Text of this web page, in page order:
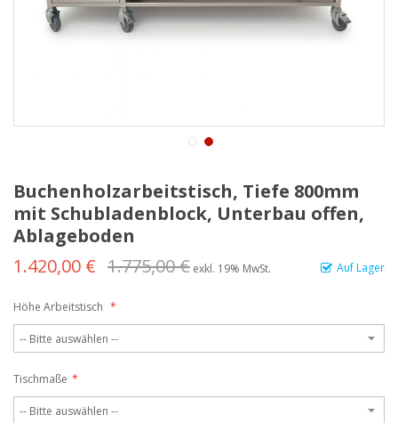
Buchenholzarbeitstisch, Tiefe 800mm
mit Schubladenblock, Unterbau offen,
Ablageboden
Auf Lager
1.420,00 € 1.775,00 € exkl. 19% MwSt.
Höhe Arbeitstisch
Tischmaße